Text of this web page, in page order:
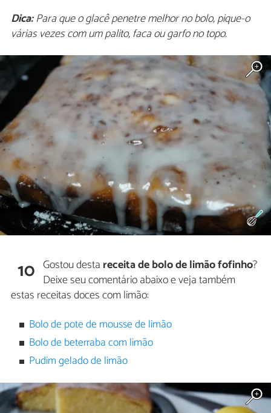
Dica:Para que o glacê penetre melhor no bolo, pique-o
várias vezes com um palito, faca ou garfo no topo.
10 Gostou desta receita de bolo de limão fofinho?
Deixe seu comentário abaixo e veja também
estas receitas doces com limão:
Bolo de pote de mousse de limão
Bolo de beterraba com limão
Pudim gelado de limão